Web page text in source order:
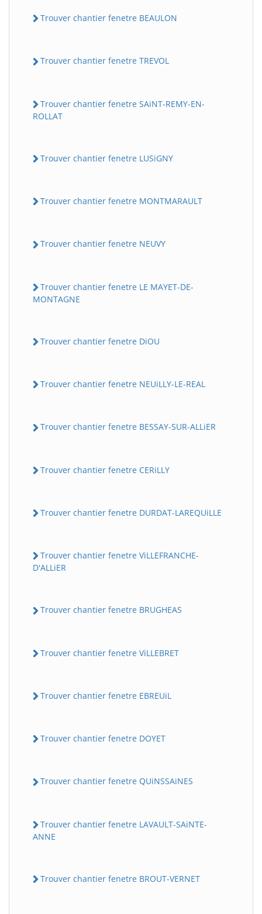
Trouver chantier fenetre BEAULON
Trouver chantier fenetre TREVOL
Trouver chantier fenetre SAiNT-REMY-EN-
ROLLAT
Trouver chantier fenetre LUSiGNY
Trouver chantier fenetre MONTMARAULT
Trouver chantier fenetre NEUVY
Trouver chantier fenetre LE MAYET-DE-
MONTAGNE
Trouver chantier fenetre DiOU
Trouver chantier fenetre NEUiLLY-LE-REAL
Trouver chantier fenetre BESSAY-SUR-ALLiER
Trouver chantier fenetre CERiLLY
Trouver chantier fenetre DURDAT-LAREQUiLLE
Trouver chantier fenetre ViLLEFRANCHE-
D'ALLiER
Trouver chantier fenetre BRUGHEAS
Trouver chantier fenetre ViLLEBRET
Trouver chantier fenetre EBREUiL
Trouver chantier fenetre DOYET
Trouver chantier fenetre QUiNSSAiNES
Trouver chantier fenetre LAVAULT-SAiNTE-
ANNE
Trouver chantier fenetre BROUT-VERNET